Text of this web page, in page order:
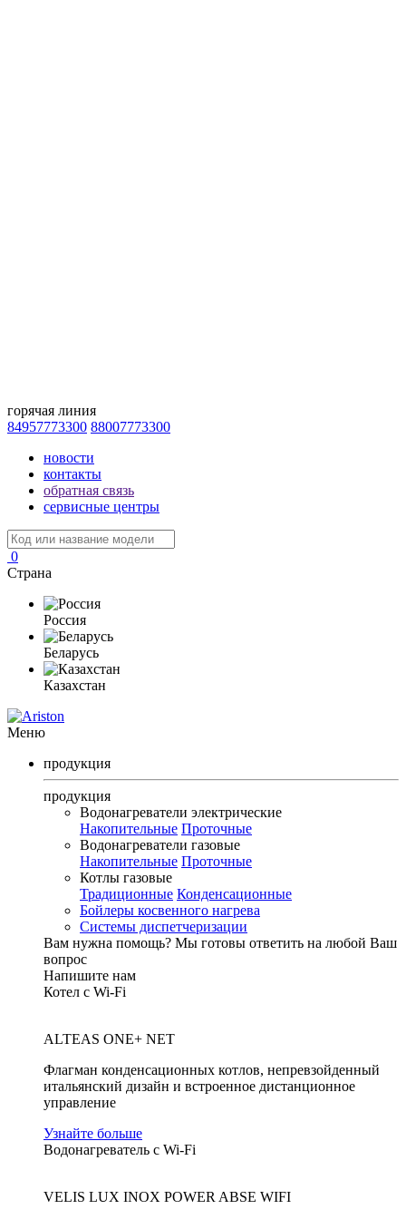
горячая линия
84957773300 88007773300
новости
контакты
обратная связь
сервисные центры
0
Страна
Россия
Беларусь
Казахстан
Меню
продукция
продукция
Водонагреватели электрические
Накопительные Проточные
Водонагреватели газовые
Накопительные Проточные
Котлы газовые
Традиционные Конденсационные
Бойлеры косвенного нагрева
Системы диспетчеризации
Вам нужна помощь? Мы готовы ответить на любой Ваш
вопрос
Напишите нам
Котел с Wi-Fi
ALTEAS ONE+ NET
Флагман конденсационных котлов, непревзойденный
итальянский дизайн и встроенное дистанционное
управление
Узнайте больше
Водонагреватель с Wi-Fi
VELIS LUX INOX POWER ABSE WIFI